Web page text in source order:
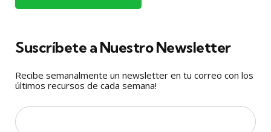
Suscríbete a Nuestro Newsletter
Recibe semanalmente un newsletter en tu correo con los
últimos recursos de cada semana!